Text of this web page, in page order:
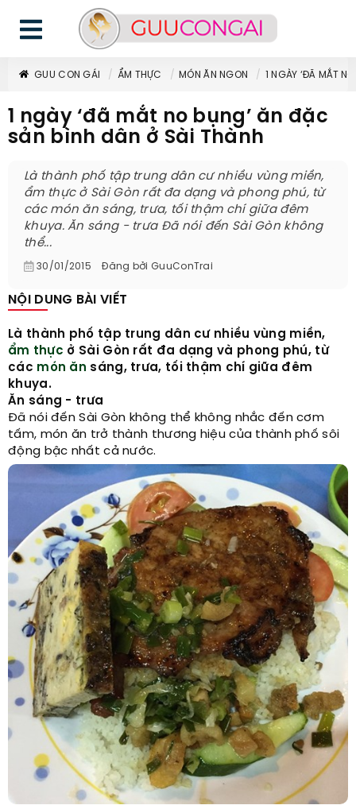
GUU CON GÁI ẨM THỰC MÓN ĂN NGON 1 NGÀY ‘ĐÃ MẮT
1 ngày ‘đã mắt no bụng’ ăn đặc
sản bình dân ở Sài Thành
Là thành phố tập trung dân cư nhiều vùng miền,
ẩm thực ở Sài Gòn rất đa dạng và phong phú, từ
các món ăn sáng, trưa, tối thậm chí giữa đêm
khuya. Ăn sáng - trưa Đã nói đến Sài Gòn không
thể...
30/01/2015 Đăng bởi GuuConTrai
NỘI DUNG BÀI VIẾT
Là thành phố tập trung dân cư nhiều vùng miền,
ẩm thực ở Sài Gòn rất đa dạng và phong phú, từ
các món ăn sáng, trưa, tối thậm chí giữa đêm
khuya.
Ăn sáng - trưa
Đã nói đến Sài Gòn không thể không nhắc đến cơm
tấm, món ăn trở thành thương hiệu của thành phố sôi
động bậc nhất cả nước.